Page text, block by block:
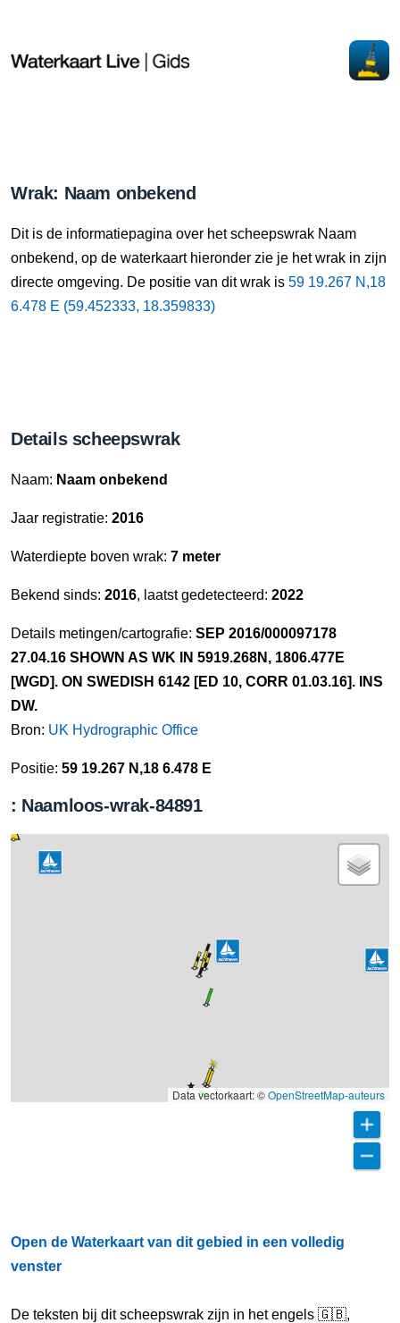
Wrak: Naam onbekend
Dit is de informatiepagina over het scheepswrak Naam
onbekend, op de waterkaart hieronder zie je het wrak in zijn
directe omgeving. De positie van dit wrak is 59 19.267 N,18
6.478 E (59.452333, 18.359833)
Details scheepswrak
Naam: Naam onbekend
Jaar registratie: 2016
Waterdiepte boven wrak: 7 meter
Bekend sinds: 2016, laatst gedetecteerd: 2022
Details metingen/cartografie: SEP 2016/000097178
27.04.16 SHOWN AS WK IN 5919.268N, 1806.477E
[WGD]. ON SWEDISH 6142 [ED 10, CORR 01.03.16]. INS
DW.
Bron: UK Hydrographic Office
Positie: 59 19.267 N,18 6.478 E
: Naamloos-wrak-84891
Data vectorkaart: ©OpenStreetMap-auteurs
Open de Waterkaart van dit gebied in een volledig
venster
De teksten bij dit scheepswrak zijn in het engels 🇬🇧,